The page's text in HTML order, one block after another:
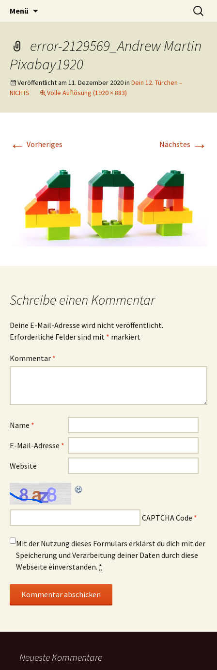
Lebensfreude-Akademie
Lerne deinen stressigen Alltag mit mehr
Freude und Gelassenheit erfolgreich meistern
und genießen zu können.
Menü
Suchen
nach:
error-2129569_Andrew Martin
Pixabay1920
Veröffentlicht am 11. Dezember 2020in Dein 12. Türchen –
NICHTS
Volle Auflösung (1920 × 883)
← Vorheriges Nächstes →
Schreibe einen Kommentar
Deine E-Mail-Adresse wird nicht veröffentlicht.
Erforderliche Felder sind mit * markiert
Kommentar *
Name *
E-Mail-Adresse *
Website
CAPTCHA Code *
Mit der Nutzung dieses Formulars erklärst du dich mit der
Speicherung und Verarbeitung deiner Daten durch diese
Webseite einverstanden. *
Neueste Kommentare